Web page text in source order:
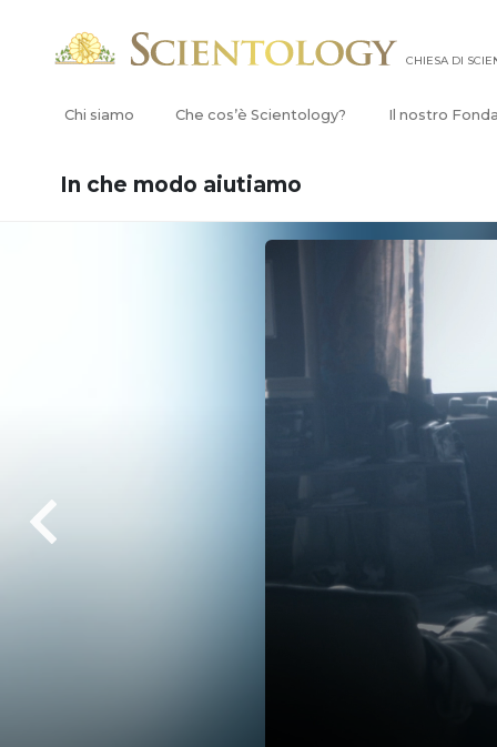
CHIESA DI
Chi siamo Che cos’è Scientology? Il nostro
In che modo aiutiamo